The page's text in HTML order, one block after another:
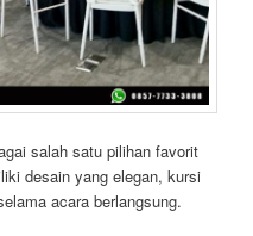
salah satu pilihan favorit
desain yang elegan, kursi
acara berlangsung.